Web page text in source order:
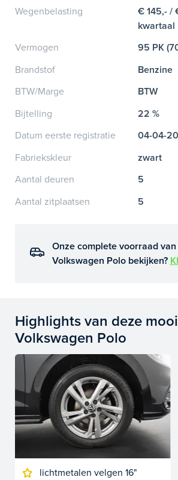
Wegenbelasting
€ 145,- /
kwartaal
Vermogen
95 PK
Brandstof
Benzine
BTW/Marge
BTW
Bijtelling
22 %
Datum eerste registratie
04-04-
Fabriekskleur
zwart
Aantal deuren
5
Aantal zitplaatsen
5
Onze complete voorraad van
Volkswagen Polo bekijken?
Highlights van deze
Volkswagen Polo
lichtmetalen velgen 16"